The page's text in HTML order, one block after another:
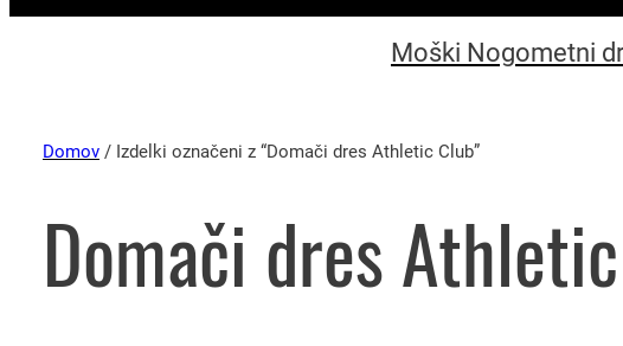
Moški Nogometni
Domov / Izdelki označeni z “Domači dres Athletic Club”
Domači dres